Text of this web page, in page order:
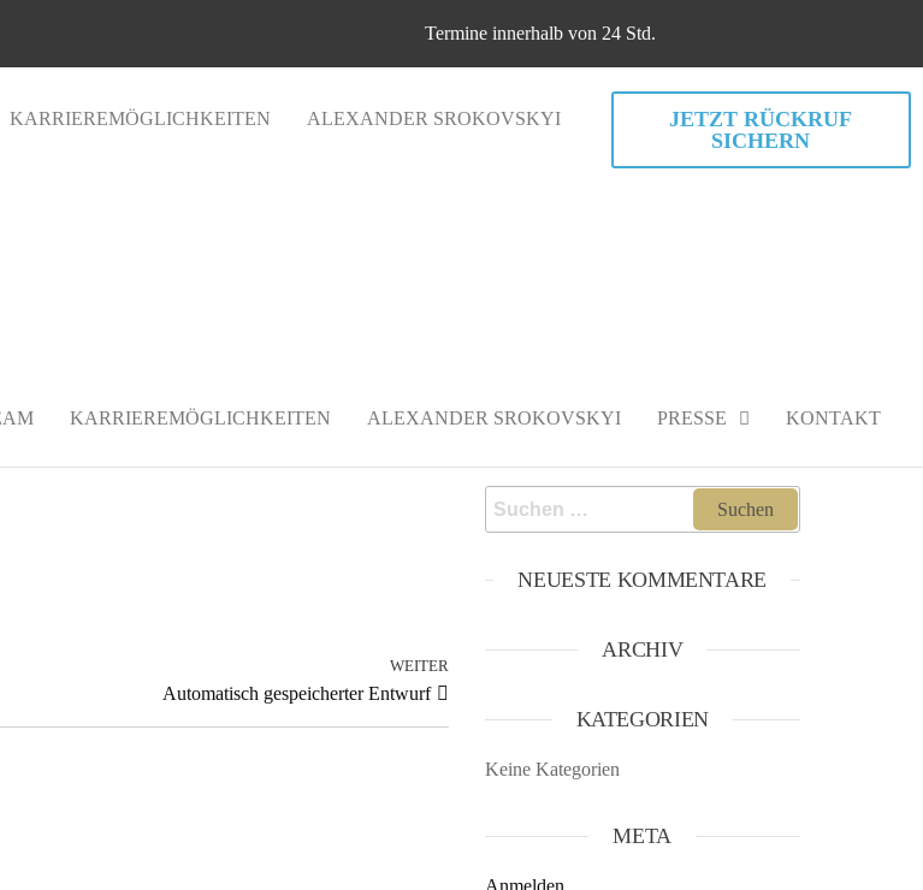
Termine innerhalb von 24 Std.
KARRIEREMÖGLICHKEITEN ALEXANDER SROKOVSKYI
JETZT RÜCKRUF
SICHERN
KARRIEREMÖGLICHKEITEN ALEXANDER SROKOVSKYI PRESSE KONTAKT
WEITER
Automatisch gespeicherter Entwurf
NEUESTE KOMMENTARE
ARCHIV
KATEGORIEN
Keine Kategorien
META